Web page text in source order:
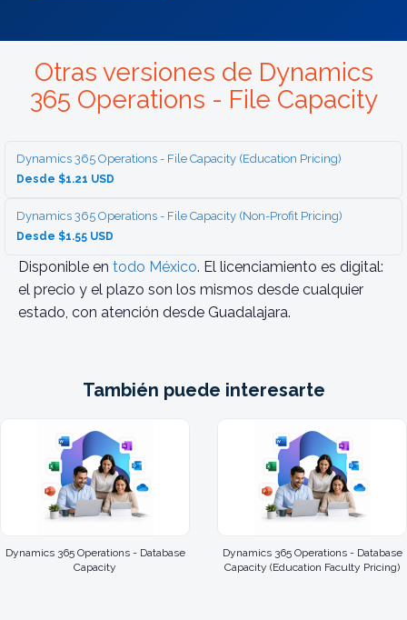
Otras versiones de Dynamics
365 Operations - File Capacity
Dynamics 365 Operations - File Capacity (Education Pricing)
Desde $1.21 USD
Dynamics 365 Operations - File Capacity (Non-Profit Pricing)
Desde $1.55 USD
Disponible en todo México. El licenciamiento es digital:
el precio y el plazo son los mismos desde cualquier
estado, con atención desde Guadalajara.
También puede interesarte
Dynamics 365 Operations - Database
Capacity
Dynamics 365 Operations - Database
Capacity (Education Faculty Pricing)